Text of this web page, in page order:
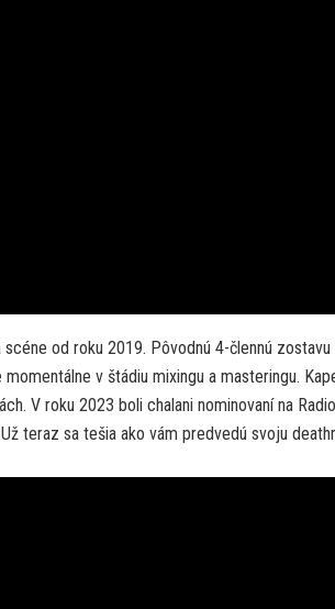
od roku 2019. Pôvodnú 4-člennú
v štádiu mixingu a masteringu.
V roku 2023 boli chalani nominovaní na
teraz sa tešia ako vám predvedú svoju